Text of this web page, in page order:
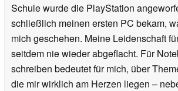
Schule wurde die PlayStation
schließlich meinen ersten PC bekam,
mich geschehen. Meine Leidenschaft
seitdem nie wieder abgeflacht. Für
schreiben bedeutet für mich, über
die mir wirklich am Herzen liegen –